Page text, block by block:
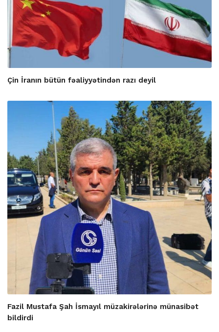
Çin İranın bütün fəaliyyətindən razı deyil
Fazil Mustafa Şah İsmayıl müzakirələrinə münasibət
bildirdi